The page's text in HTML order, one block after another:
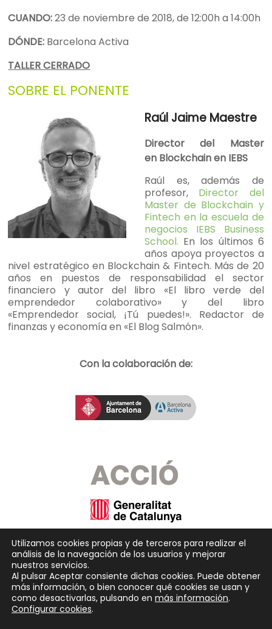
CUANDO:23 de noviembre de 2018, de 12:00h a 14:00h
DÓNDE: Barcelona Activa
TALLER CERRADO
SOBRE EL PONENTE
Raúl Jaime Maestre
Director del Master
en Blockchain en IEBS
Raúl es, además de
profesor, Director del
Master de Blockchain y
Fintech en la escuela de
negocios IEBS Business
School. En los últimos 6
años apoya proyectos a
nivel estratégico en Blockchain & Fintech. Más de 20
años en puestos de responsabilidad el sector
financiero y autor del libro «El libro verde del
emprendedor colaborativo» y del libro
«Emprendedor social, ¡Tú puedes!». Redactor de
finanzas y economía en «El Blog Salmón».
Con la colaboración de:
Utilizamos cookies propias y de terceros para realizar el
análisis de la navegación de los usuarios y mejorar
nuestros servicios.
Al pulsar Aceptar consiente dichas cookies. Puede obtener
más información, o bien conocer qué cookies se usan y
como desactivarlas, pulsando en más información.
Configurar cookies.